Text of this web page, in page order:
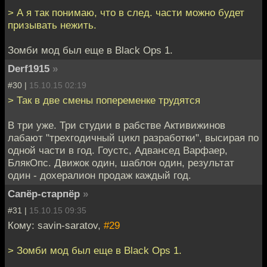
> А я так понимаю, что в след. части можно будет
призывать нежить.
Зомби мод был еще в Black Ops 1.
Derf1915 »
#30 | 15.10.15 02:19
> Так в две смены попеременке трудятся
В три уже. Три студии в рабстве Активижинов
лабают "трехгодичный цикл разработки", высирая по
одной части в год. Гоустс, Адвансед Варфаер,
БлякОпс. Движок один, шаблон один, результат
один - дохералион продаж каждый год.
Сапёр-старпёр »
#31 | 15.10.15 09:35
Кому: savin-saratov, #29
> Зомби мод был еще в Black Ops 1.